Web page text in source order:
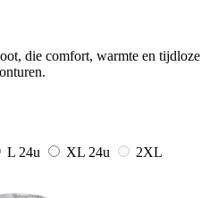
die comfort, warmte en tijdloze
L 24u XL 24u
2XL